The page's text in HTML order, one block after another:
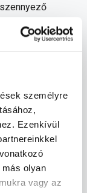
személyre
Ezenkívül
olyan
vagy az
auditor